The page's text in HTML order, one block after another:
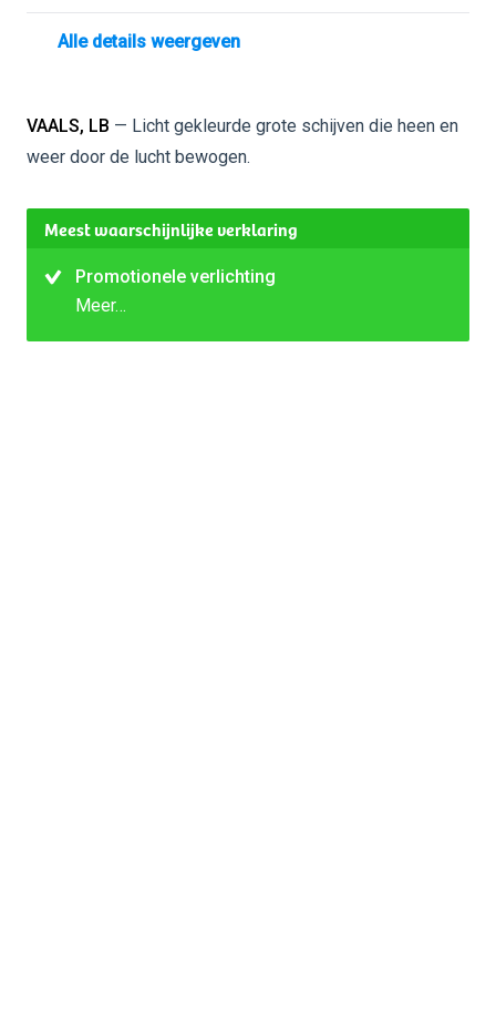
Alle details weergeven
VAALS, LB — Licht gekleurde grote schijven die heen en
weer door de lucht bewogen.
Meest waarschijnlijke verklaring
Promotionele verlichting
Meer…